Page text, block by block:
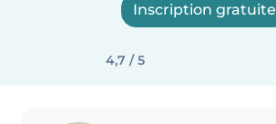
Inscription gratuite
4,7 / 5